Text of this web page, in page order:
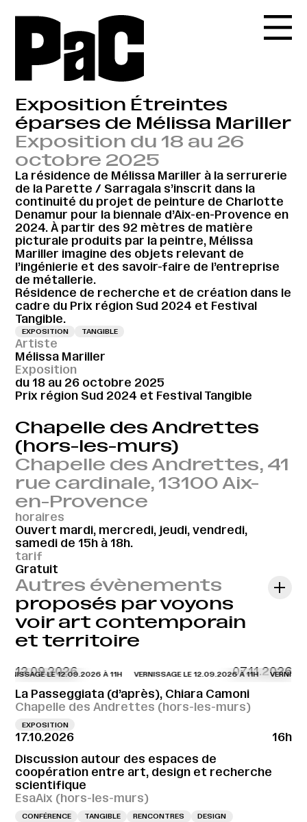
Exposition Étreintes
éparses de Mélissa Mariller
Exposition du 18 au 26
octobre 2025
La résidence de Mélissa Mariller à la serrurerie
de la Parette / Sarragala s’inscrit dans la
continuité du projet de peinture de Charlotte
Denamur pour la biennale d’Aix-en-Provence en
2024. À partir des 92 mètres de matière
picturale produits par la peintre, Mélissa
Mariller imagine des objets relevant de
l’ingénierie et des savoir-faire de l’entreprise
de métallerie.
Résidence de recherche et de création dans le
cadre du Prix région Sud 2024 et Festival
Tangible.
EXPOSITION TANGIBLE
Artiste
Mélissa Mariller
Exposition
du 18 au 26 octobre 2025
Prix région Sud 2024 et Festival Tangible
Chapelle des Andrettes
(hors-les-murs)
Chapelle des Andrettes, 41
rue cardinale, 13100 Aix-
en-Provence
horaires
Ouvert mardi, mercredi, jeudi, vendredi,
samedi de 15h à 18h.
tarif
Gratuit
Autres évènements
proposés par voyons
voir art contemporain
et territoire
12.09.2026 07.11.2026
LE 12.09.2026 À 11H VERNISSAGE LE 12.09.2026 À 11H
La Passeggiata (d’après), Chiara Camoni
Chapelle des Andrettes (hors-les-murs)
EXPOSITION
17.10.2026
16h
Discussion autour des espaces de
coopération entre art, design et recherche
scientifique
EsaAix (hors-les-murs)
CONFÉRENCE TANGIBLE RENCONTRES DESIGN